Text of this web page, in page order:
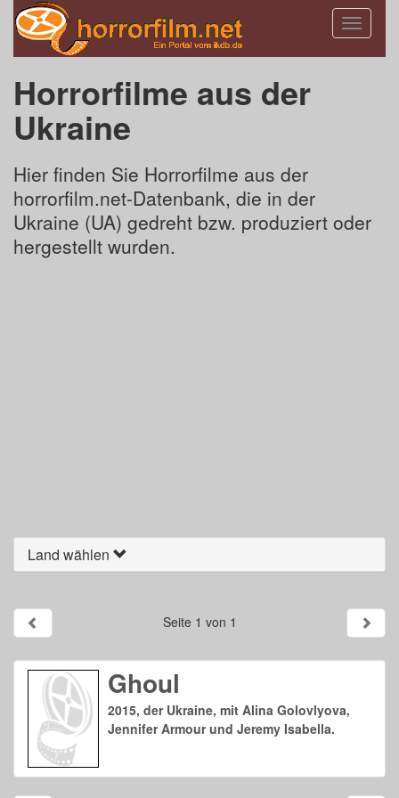
Toggle
Horrorfilme aus der
Ukraine
Hier finden Sie Horrorfilme aus der
horrorfilm.net-Datenbank, die in der
Ukraine (UA) gedreht bzw. produziert oder
hergestellt wurden.
Land wählen
Seite 1 von 1
Ghoul
2015, der Ukraine, mit Alina Golovlyova,
Jennifer Armour und Jeremy Isabella.